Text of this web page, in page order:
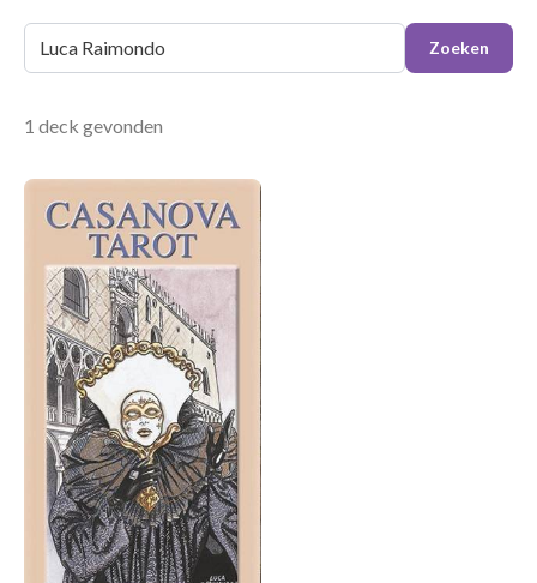
Zoeken
1 deck gevonden